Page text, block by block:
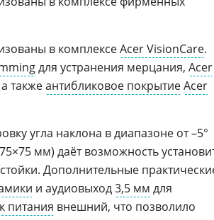
в комплексеAcer VisionCare.
для устранения мерцания, Acer
такжеантибликовое покрытиеAcer
угла наклона в диапазоне от –5°
мм) даёт возможность
Дополнительные
и аудиовыход3,5 мм для
питания внешний, что позволило